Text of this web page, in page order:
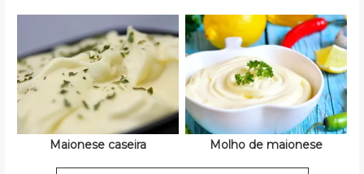
Maionese caseira Molho de maionese